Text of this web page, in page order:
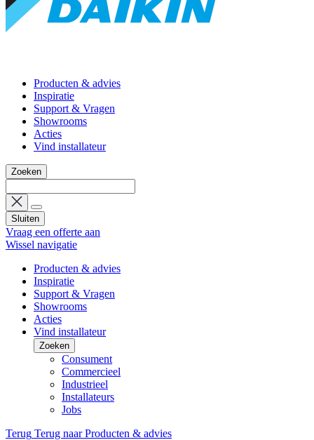
Producten & advies
Inspiratie
Support & Vragen
Showrooms
Acties
Vind installateur
Zoeken
Sluiten
Vraag een offerte aan
Wissel navigatie
Producten & advies
Inspiratie
Support & Vragen
Showrooms
Acties
Vind installateur
Zoeken
Consument
Commercieel
Industrieel
Installateurs
Jobs
Terug Terug naar Producten & advies